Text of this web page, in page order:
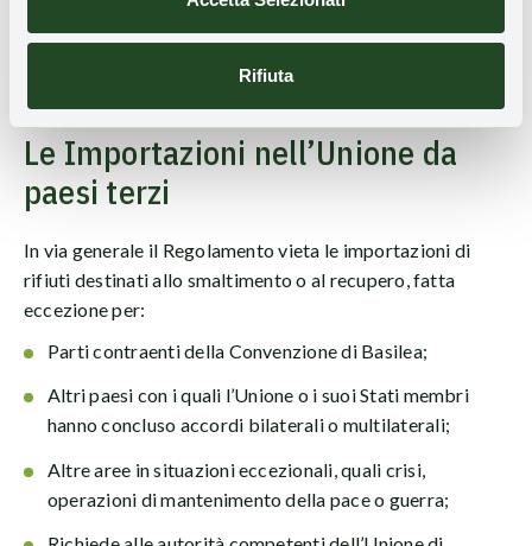
Rifiuta
i paesi e territori d’oltremare.
Le Importazioni nell’Unione da
paesi terzi
In via generale il Regolamento vieta le importazioni di
rifiuti destinati allo smaltimento o al recupero, fatta
eccezione per:
Parti contraenti della Convenzione di Basilea;
Altri paesi con i quali l’Unione o i suoi Stati membri
hanno concluso accordi bilaterali o multilaterali;
Altre aree in situazioni eccezionali, quali crisi,
operazioni di mantenimento della pace o guerra;